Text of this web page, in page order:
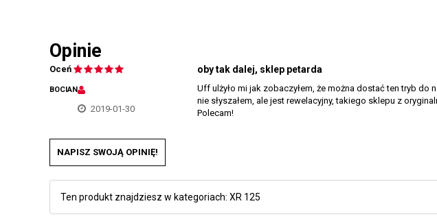
Opinie
Oceń
BOCIAN
2019-01-30
oby tak dalej, sklep petarda
Uff ulżyło mi jak zobaczyłem, że można dostać ten tryb
nie słyszałem, ale jest rewelacyjny, takiego sklepu z
Polecam!
NAPISZ SWOJĄ OPINIĘ!
Ten produkt znajdziesz w kategoriach: XR 125